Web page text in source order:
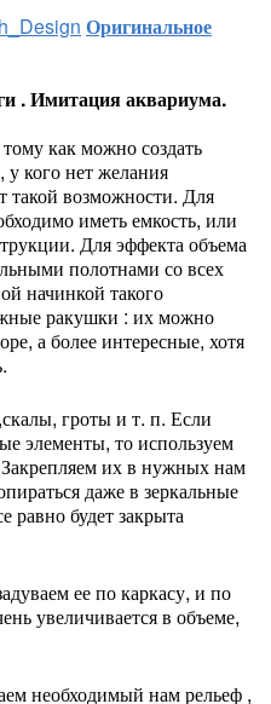
Оригинальное
. Имитация аквариума.
как можно создать
кого нет желания
такой возможности. Для
иметь емкость, или
Для эффекта объема
полотнами со всех
начинкой такого
ракушки : их можно
а более интересные, хотя
гроты и т. п. Если
элементы, то используем
их в нужных нам
даже в зеркальные
равно будет закрыта
ее по каркасу, и по
увеличивается в объеме,
необходимый нам рельеф ,